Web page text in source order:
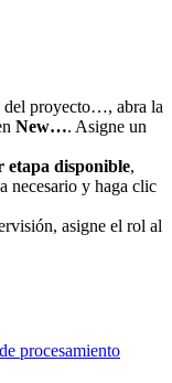
del proyecto…, abra la
New…. Asigne un
etapa disponible,
necesario y haga clic
asigne el rol al
procesamiento